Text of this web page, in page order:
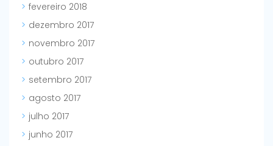
fevereiro 2018
dezembro 2017
novembro 2017
outubro 2017
setembro 2017
agosto 2017
julho 2017
junho 2017